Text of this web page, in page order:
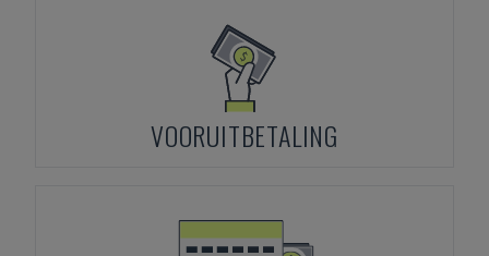
VOORUITBETALING